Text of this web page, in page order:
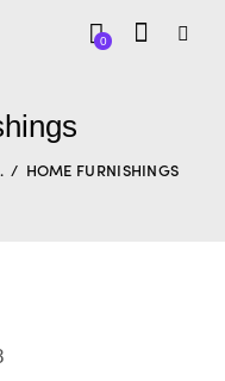
0
HOME FURNISHINGS